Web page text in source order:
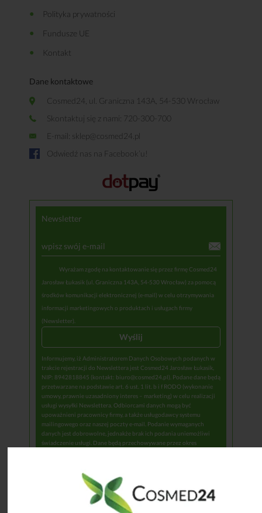
Polityka prywatności
Fundusze UE
Kontakt
Dane kontaktowe
Cosmed24, ul. Graniczna 143A, 54-530 Wrocław
Skontaktuj się z nami: 720-300-700
E-mail: sklep@cosmed24.pl
Odwiedź nas na Facebook’u!
Newsletter
Wyrażam zgodę na kontaktowanie się przez firmę Cosmed24
Jarosław Łukasik (ul. Graniczna 143A, 54-530 Wrocław) za pomocą
środków komunikacji elektronicznej (e-mail) w celu otrzymywania
informacji marketingowych o produktach i usługach firmy
(Newsletter).
Informujemy, iż Administratorem Danych Osobowych podanych w
trakcie rejestracji do Newslettera jest Cosmed24 Jarosław Łukasik,
NIP: 8942818845 (kontakt: biuro@cosmed24.pl). Podane dane będą
przetwarzane na podstawie art. 6 ust. 1 lit. b i f RODO (wykonanie
umowy, prawnie uzasadniony interes – marketing) w celu realizacji
usługi wysyłki Newslettera. Odbiorcami danych mogą być
upoważnieni pracownicy firmy, a także usługodawcy systemu
mailingowego oraz naszej poczty e-mail. Podanie wymaganych
danych jest dobrowolne, jednakże brak ich podania uniemożliwi
świadczenie usługi. Dane będą przechowywane przez okres
danych, usunięcia danych, ograniczenia przetwarzania, wniesienia
sprzeciwu, żądania przeniesienia danych, a także do wniesienia
skargi do Urzędu Ochrony Danych Osobowych. Administrator nie
wykorzystuje danych osobowych do podjęcia decyzji, która opiera